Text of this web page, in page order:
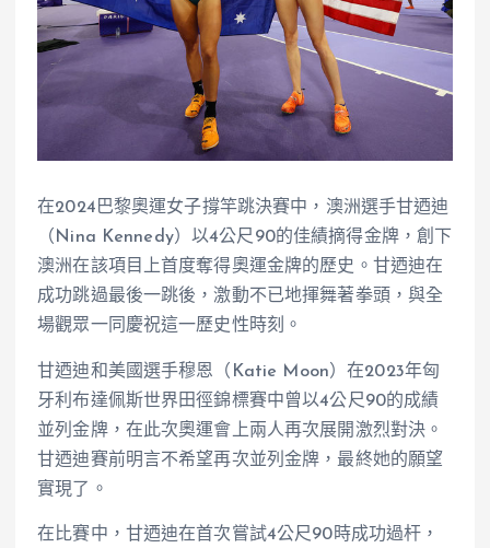
在2024巴黎奧運女子撐竿跳決賽中，澳洲選手甘迺迪
（Nina Kennedy）以4公尺90的佳績摘得金牌，創下
澳洲在該項目上首度奪得奧運金牌的歷史。甘迺迪在
成功跳過最後一跳後，激動不已地揮舞著拳頭，與全
場觀眾一同慶祝這一歷史性時刻。
甘迺迪和美國選手穆恩（Katie Moon）在2023年匈
牙利布達佩斯世界田徑錦標賽中曾以4公尺90的成績
並列金牌，在此次奧運會上兩人再次展開激烈對決。
甘迺迪賽前明言不希望再次並列金牌，最終她的願望
實現了。
在比賽中，甘迺迪在首次嘗試4公尺90時成功過杆，